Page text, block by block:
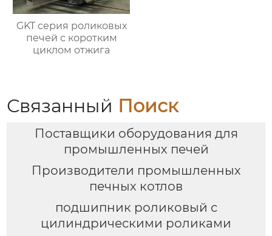
GKT серия роликовых
печей с коротким
циклом отжига
Связанный Поиск
Поставщики оборудования для
промышленных печей
Производители промышленных
печных котлов
подшипник роликовый с
цилиндрическими роликами